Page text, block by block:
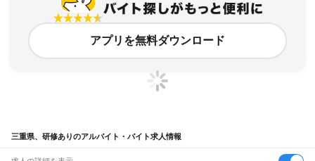
アプリを無料ダウンロード
三重県、研修ありのアルバイト・バイト求人情報